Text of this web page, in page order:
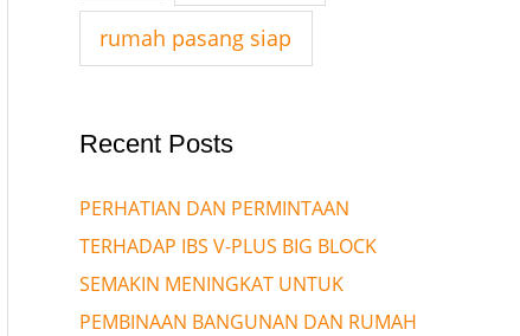
:
rumah pasang siap
Recent Posts
PERHATIAN DAN PERMINTAAN
TERHADAP IBS V-PLUS BIG BLOCK
SEMAKIN MENINGKAT UNTUK
PEMBINAAN BANGUNAN DAN RUMAH